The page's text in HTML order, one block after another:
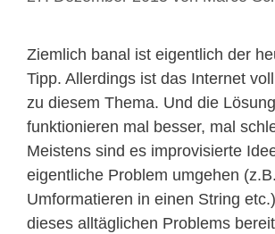
Ziemlich banal ist eigentlich der
Tipp. Allerdings ist das Internet
zu diesem Thema. Und die
funktionieren mal besser, mal
Meistens sind es improvisierte
eigentliche Problem umgehen (z.B.
Umformatieren in einen String
dieses alltäglichen Problems